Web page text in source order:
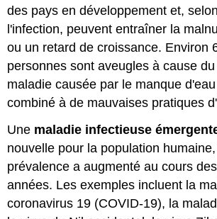
des pays en développement et,
l'infection, peuvent entraîner la
ou un retard de croissance. Environ
personnes sont aveugles à cause
maladie causée par le manque
combiné à de mauvaises pratiques
Une maladie infectieuse
nouvelle pour la population
prévalence a augmenté au cours
années. Les exemples incluent la
coronavirus 19 (COVID-19), la